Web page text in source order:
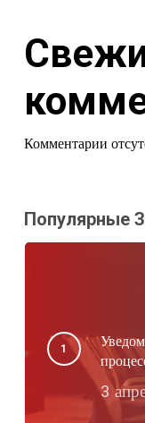
Комментарии
Популярные
3